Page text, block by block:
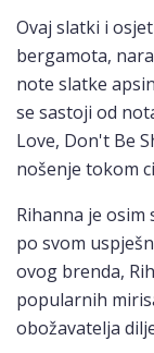
Ovaj slatki i
bergamota,
note slatke
se sastoji od
Love, Don't Be
nošenje tokom
Rihanna je
po svom
ovog brenda,
popularnih
obožavatelja